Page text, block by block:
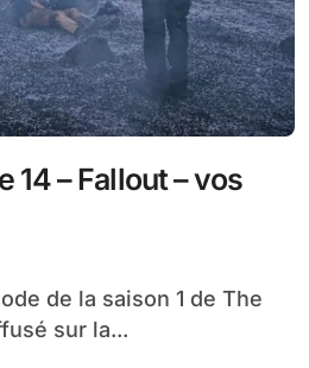
14 – Fallout – vos
sur la...